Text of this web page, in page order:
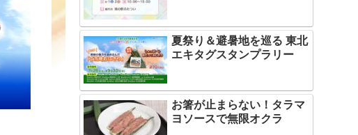
夏祭り＆避暑地を巡る 東北
エキタグスタンプラリー
お箸が止まらない！タラマ
ヨソースで無限オクラ